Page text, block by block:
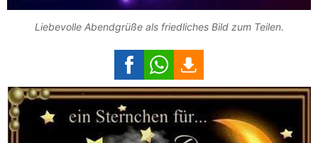
Liebevolle Abendgrüße als friedliches Bild zum Teilen.